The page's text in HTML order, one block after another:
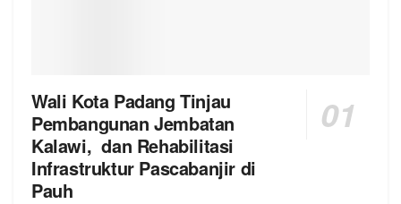
Wali Kota Padang Tinjau
Pembangunan Jembatan
Kalawi, dan Rehabilitasi
Infrastruktur Pascabanjir di
Pauh